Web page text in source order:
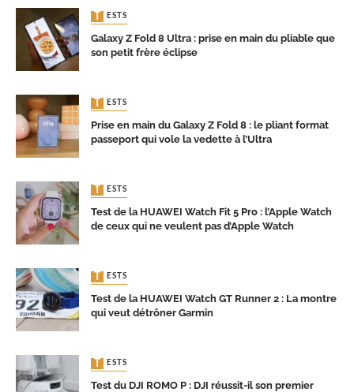
TESTS
Galaxy Z Fold 8 Ultra : prise en main du pliable que
son petit frère éclipse
TESTS
Prise en main du Galaxy Z Fold 8 : le pliant format
passeport qui vole la vedette à l’Ultra
TESTS
Test de la HUAWEI Watch Fit 5 Pro : l’Apple Watch
de ceux qui ne veulent pas d’Apple Watch
TESTS
Test de la HUAWEI Watch GT Runner 2 : La montre
qui veut détrôner Garmin
TESTS
Test du DJI ROMO P : DJI réussit-il son premier